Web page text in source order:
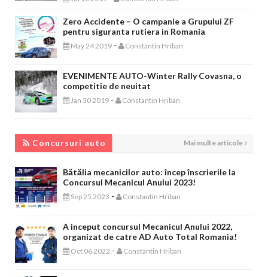
Zero Accidente – O campanie a Grupului ZF
pentru siguranta rutiera in Romania
May 24 2019 - Constantin Hriban
EVENIMENTE AUTO-Winter Rally Covasna, o
competitie de neuitat
Jan 30 2019 - Constantin Hriban
Concursuri auto Mai multe articole
Bătălia mecanicilor auto: încep înscrierile la
Concursul Mecanicul Anului 2023!
Sep 25 2023 - Constantin Hriban
A inceput concursul Mecanicul Anului 2022,
organizat de catre AD Auto Total Romania!
Oct 06 2022 - Constantin Hriban